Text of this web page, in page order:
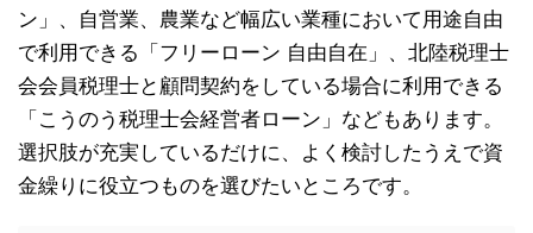
ン」、自営業、農業など幅広い業種において用途自由
で利用できる「フリーローン 自由自在」、北陸税理士
会会員税理士と顧問契約をしている場合に利用できる
「こうのう税理士会経営者ローン」などもあります。
選択肢が充実しているだけに、よく検討したうえで資
金繰りに役立つものを選びたいところです。